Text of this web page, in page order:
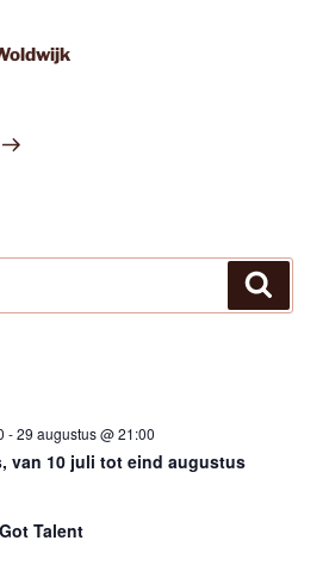
-29 augustus @ 21:00
van 10 juli tot eind augustus
Talent